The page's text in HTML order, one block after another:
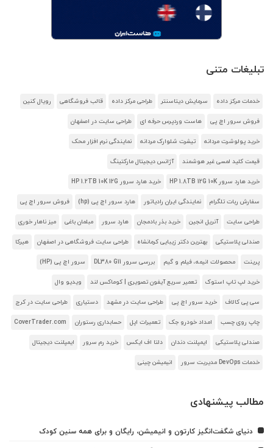
تبلیغات متنی
خدمات مرکز داده سرمایش دیتاسنتر طراحی مرکز داده قالب فروشگاهی رویال کنین
فروش سرور اچ پی هاست وردپرس حرفه ای طراحی سایت در اصفهان
خرید پولوشرت مردانه تیشرت شلوارک مردانه نمایندگی نرم افزار محک
قیمت کلید لمسی غیر هوشمند آژانس دیجیتال مارکتینگ
خرید هارد سرور HP 1.8TB 12G 10K خرید هارد سرور HP 1.2TB 10K 12G
سفارش ربات تلگرام نمایندگی ایران رادیاتور هارد سرور اچ پی (hp) فروش سرور اچ پی
طراحی سایت آنریل انجین خرید بذر بادمجان هارد سرور مبلمان باغی میز ناهار خوری
صندلی پلاستیکی بهترین دکتر زیبایی کرمانشاه طراحی سایت فروشگاهی در اصفهان هیرکا
پرینت محصولات انیمه، فیلم و گیم بررسی سرور DL380 G11 سرور اچ پی (HP)
خرید لپ تاپ استوک تعمیر سریع آیفون تصویری | کوماکس لند ویدیو وال
سی پی کالاف خرید سرور اچ پی طراحی سایت در مشهد دستیاری طراحی سایت در کرج
چاپ روی چسب امداد خودرو جک تعمیرات اپل حسابداری رستوران CoverTrader.com
صندلی پلاستیکی ایمپلنت دندان دلتا اف ایکس خرید رم سرور ایمپلنت دیجیتال
خدمات DevOps مدیریت سرور انیمیشن چینی
مطالب پیشنهادی
دنیای شگفت‌انگیز کارتون و انیمیشن، رایگان و برای همه سنین کودک